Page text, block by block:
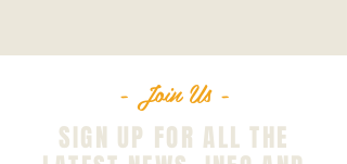
- Join Us -
SIGN UP FOR ALL THE